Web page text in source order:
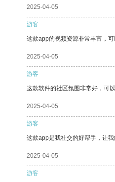
2025-04-05
游客
这款app的视频资源非常丰富，可
2025-04-05
游客
这款软件的社区氛围非常好，可
2025-04-05
游客
这款app是我社交的好帮手，让
2025-04-05
游客